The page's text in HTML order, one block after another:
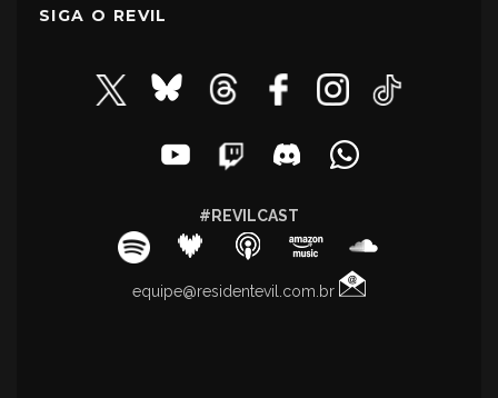
SIGA O REVIL
#REVILCAST
equipe@residentevil.com.br